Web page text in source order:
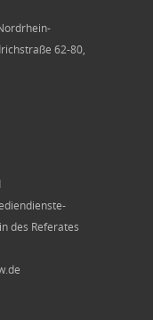
62-80,
des Referates